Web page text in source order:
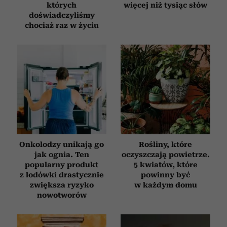
których
doświadczyliśmy
chociaż raz w życiu
więcej niż tysiąc słów
Onkolodzy unikają go
jak ognia. Ten
popularny produkt
z lodówki drastycznie
zwiększa ryzyko
nowotworów
Rośliny, które
oczyszczają powietrze.
5 kwiatów, które
powinny być
w każdym domu